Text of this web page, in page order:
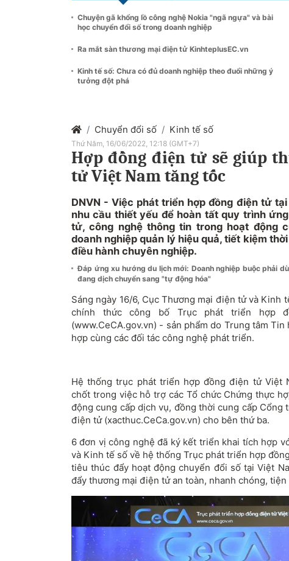
Chuyện gã khổng lồ công nghệ Nokia "ngã ngựa" và bài
học chuyển đổi số trong doanh nghiệp
Ra mắt sàn thương mại điện tử KinhteplusEC.vn
Kinh tế số: Chưa có đủ doanh nghiệp theo đuổi những ý
tưởng đột phá
Chuyển đổi số Kinh tế số
Thứ Năm, 16/06/2022, 12:18 (GMT+7)
Hợp đồng điện tử sẽ giúp
tử Việt Nam tăng tốc
DNVN - Việc phát triển hợp đồng điện tử
nhu cầu thiết yếu để hoàn tất quy trình
tử, công nghệ thông tin trong hoạt động
doanh nghiệp quản lý hiệu quả, tiết kiệm
điều hành chuyên nghiệp.
Đáp ứng xu hướng du lịch mới: Doanh nghiệp buộc phải
đang dịch chuyển sang "tự động hóa"
Sáng ngày 16/6, Cục Thương mại điện tử và Kinh
chính thức công bố Trục phát triển hợp
(www.CeCA.gov.vn) - sản phẩm do Trung tâm
hợp cùng các đối tác công nghệ phát triển.
Hệ thống trục phát triển hợp đồng điện tử Việt
chốt trong việc hỗ trợ các Tổ chức Chứng thực
động cung cấp dịch vụ, đồng thời cung cấp Cổng
điện tử (xacthuc.CeCa.gov.vn) cho bên thứ ba.
6 đơn vị công nghệ đã ký kết triển khai tích hợp
và Kinh tế số về hệ thống Trục phát triển hợp
tiêu thúc đẩy hoạt động chuyển đổi số tại Việt
đẩy thương mại điện tử an toàn, nhanh chóng, tiện